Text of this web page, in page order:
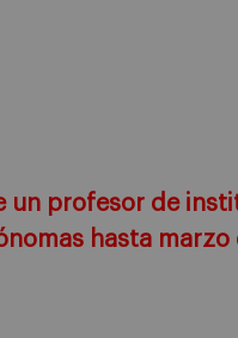
un profesor de
hasta marzo